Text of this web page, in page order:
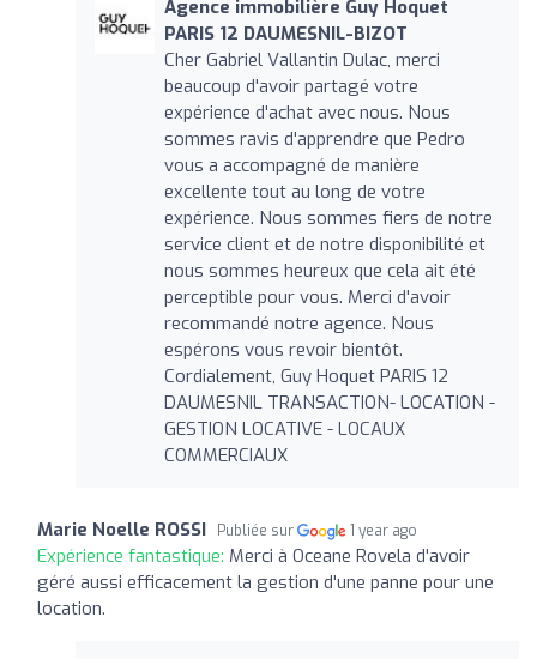
Agence immobilière Guy Hoquet
PARIS 12 DAUMESNIL-BIZOT
Cher Gabriel Vallantin Dulac, merci
beaucoup d'avoir partagé votre
expérience d'achat avec nous. Nous
sommes ravis d'apprendre que Pedro
vous a accompagné de manière
excellente tout au long de votre
expérience. Nous sommes fiers de notre
service client et de notre disponibilité et
nous sommes heureux que cela ait été
perceptible pour vous. Merci d'avoir
recommandé notre agence. Nous
espérons vous revoir bientôt.
Cordialement, Guy Hoquet PARIS 12
DAUMESNIL TRANSACTION- LOCATION -
GESTION LOCATIVE - LOCAUX
COMMERCIAUX
Marie Noelle ROSSI Publiée sur 1 year ago
Expérience fantastique: Merci à Oceane Rovela d'avoir
géré aussi efficacement la gestion d'une panne pour une
location.